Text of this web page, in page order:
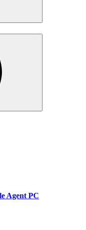
Agent PC